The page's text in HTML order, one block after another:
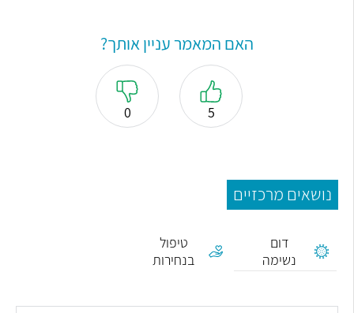
האם המאמר עניין אותך?
5
0
נושאים מרכזיים
דום
נשימה
בשינה
טיפול
בנחירות